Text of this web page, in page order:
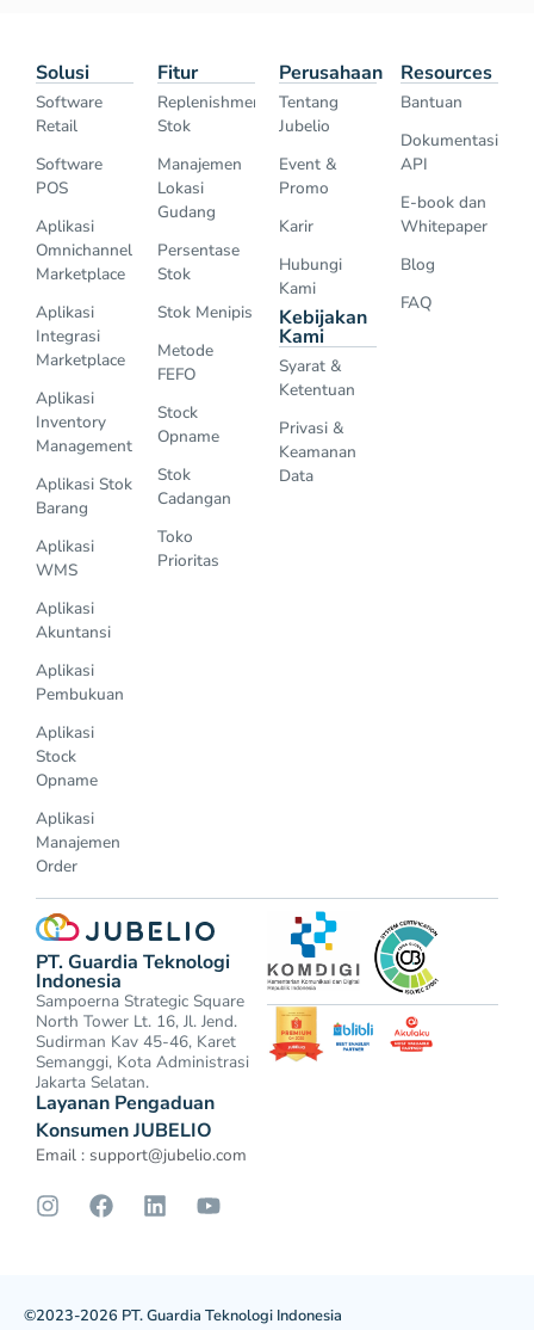
Solusi
Software
Retail
Software
POS
Aplikasi
Omnichannel
Marketplace
Aplikasi
Integrasi
Marketplace
Aplikasi
Inventory
Management
Aplikasi Stok
Barang
Aplikasi
WMS
Aplikasi
Akuntansi
Aplikasi
Pembukuan
Aplikasi
Stock
Opname
Aplikasi
Manajemen
Order
Fitur
Replenishment
Stok
Manajemen
Lokasi
Gudang
Persentase
Stok
Stok Menipis
Metode
FEFO
Stock
Opname
Stok
Cadangan
Toko
Prioritas
Perusahaan
Tentang
Jubelio
Event &
Promo
Karir
Hubungi
Kami
Kebijakan
Kami
Syarat &
Ketentuan
Privasi &
Keamanan
Data
Resources
Bantuan
Dokumentasi
API
E-book dan
Whitepaper
Blog
FAQ
PT. Guardia Teknologi
Indonesia
Sampoerna Strategic Square
North Tower Lt. 16, Jl. Jend.
Sudirman Kav 45-46, Karet
Semanggi, Kota Administrasi
Jakarta Selatan.
Layanan Pengaduan
Konsumen JUBELIO
Email : support@jubelio.com
©2023-2026 PT. Guardia Teknologi Indonesia